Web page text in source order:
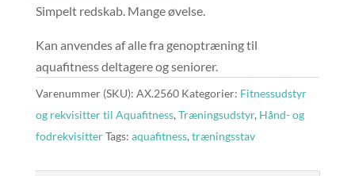
Simpelt redskab. Mange øvelse.
Kan anvendes af alle fra genoptræning til
aquafitness deltagere og seniorer.
Varenummer (SKU): AX.2560 Kategorier: Fitnessudstyr
og rekvisitter til Aquafitness, Træningsudstyr, Hånd- og
fodrekvisitterTags: aquafitness, træningsstav